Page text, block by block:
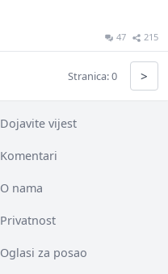
47 215
Stranica: 0 >
Dojavite vijest
Komentari
O nama
Privatnost
Oglasi za posao